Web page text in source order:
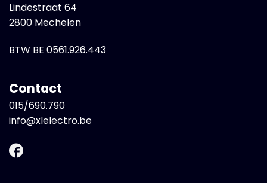
Lindestraat 64
2800 Mechelen
BTW BE 0561.926.443
Contact
015/690.790
info@xlelectro.be